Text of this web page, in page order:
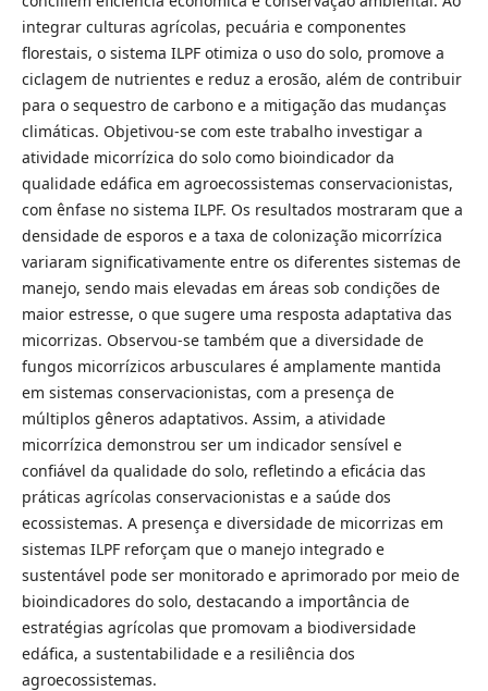
integrar culturas agrícolas, pecuária e componentes
florestais, o sistema ILPF otimiza o uso do solo, promove a
ciclagem de nutrientes e reduz a erosão, além de contribuir
para o sequestro de carbono e a mitigação das mudanças
climáticas. Objetivou-se com este trabalho investigar a
atividade micorrízica do solo como bioindicador da
qualidade edáfica em agroecossistemas conservacionistas,
com ênfase no sistema ILPF. Os resultados mostraram que a
densidade de esporos e a taxa de colonização micorrízica
variaram significativamente entre os diferentes sistemas de
manejo, sendo mais elevadas em áreas sob condições de
maior estresse, o que sugere uma resposta adaptativa das
micorrizas. Observou-se também que a diversidade de
fungos micorrízicos arbusculares é amplamente mantida
em sistemas conservacionistas, com a presença de
múltiplos gêneros adaptativos. Assim, a atividade
micorrízica demonstrou ser um indicador sensível e
confiável da qualidade do solo, refletindo a eficácia das
práticas agrícolas conservacionistas e a saúde dos
ecossistemas. A presença e diversidade de micorrizas em
sistemas ILPF reforçam que o manejo integrado e
sustentável pode ser monitorado e aprimorado por meio de
bioindicadores do solo, destacando a importância de
estratégias agrícolas que promovam a biodiversidade
edáfica, a sustentabilidade e a resiliência dos
agroecossistemas.